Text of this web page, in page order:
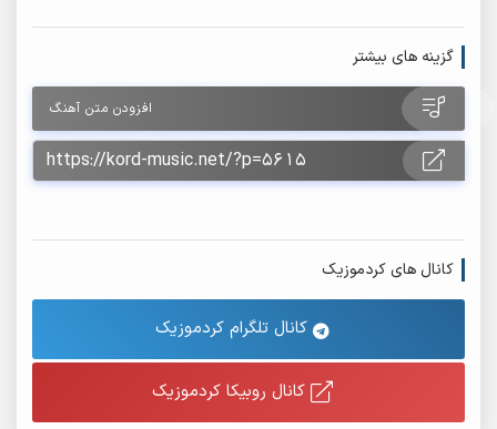
گزینه های بیشتر
افزودن متن آهنگ
کانال های کردموزیک
کانال تلگرام کردموزیک
کانال روبیکا کردموزیک